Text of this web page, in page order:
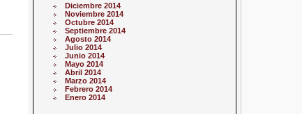
Diciembre 2014
Noviembre 2014
Octubre 2014
Septiembre 2014
Agosto 2014
Julio 2014
Junio 2014
Mayo 2014
Abril 2014
Marzo 2014
Febrero 2014
Enero 2014